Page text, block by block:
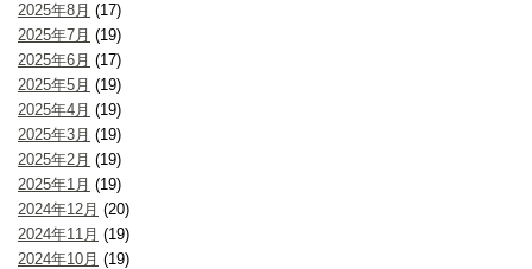
2025年8月 (17)
2025年7月 (19)
2025年6月 (17)
2025年5月 (19)
2025年4月 (19)
2025年3月 (19)
2025年2月 (19)
2025年1月 (19)
2024年12月 (20)
2024年11月 (19)
2024年10月 (19)